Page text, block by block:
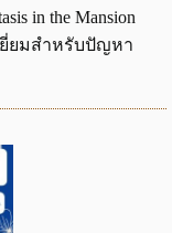
in the Mansion
ยี่ยมสำหรับปัญหา